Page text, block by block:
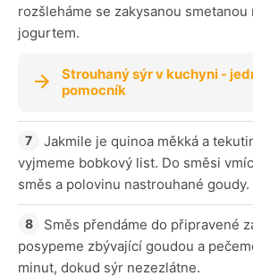
rozšleháme se zakysanou smetanou
jogurtem.
Strouhaný sýr v kuchyni -
pomocník
Jakmile je quinoa měkká a
vyjmeme bobkový list. Do směsi
směs a polovinu nastrouhané goudy.
Směs přendáme do připravené
posypeme zbývající goudou a
minut, dokud sýr nezezlátne.